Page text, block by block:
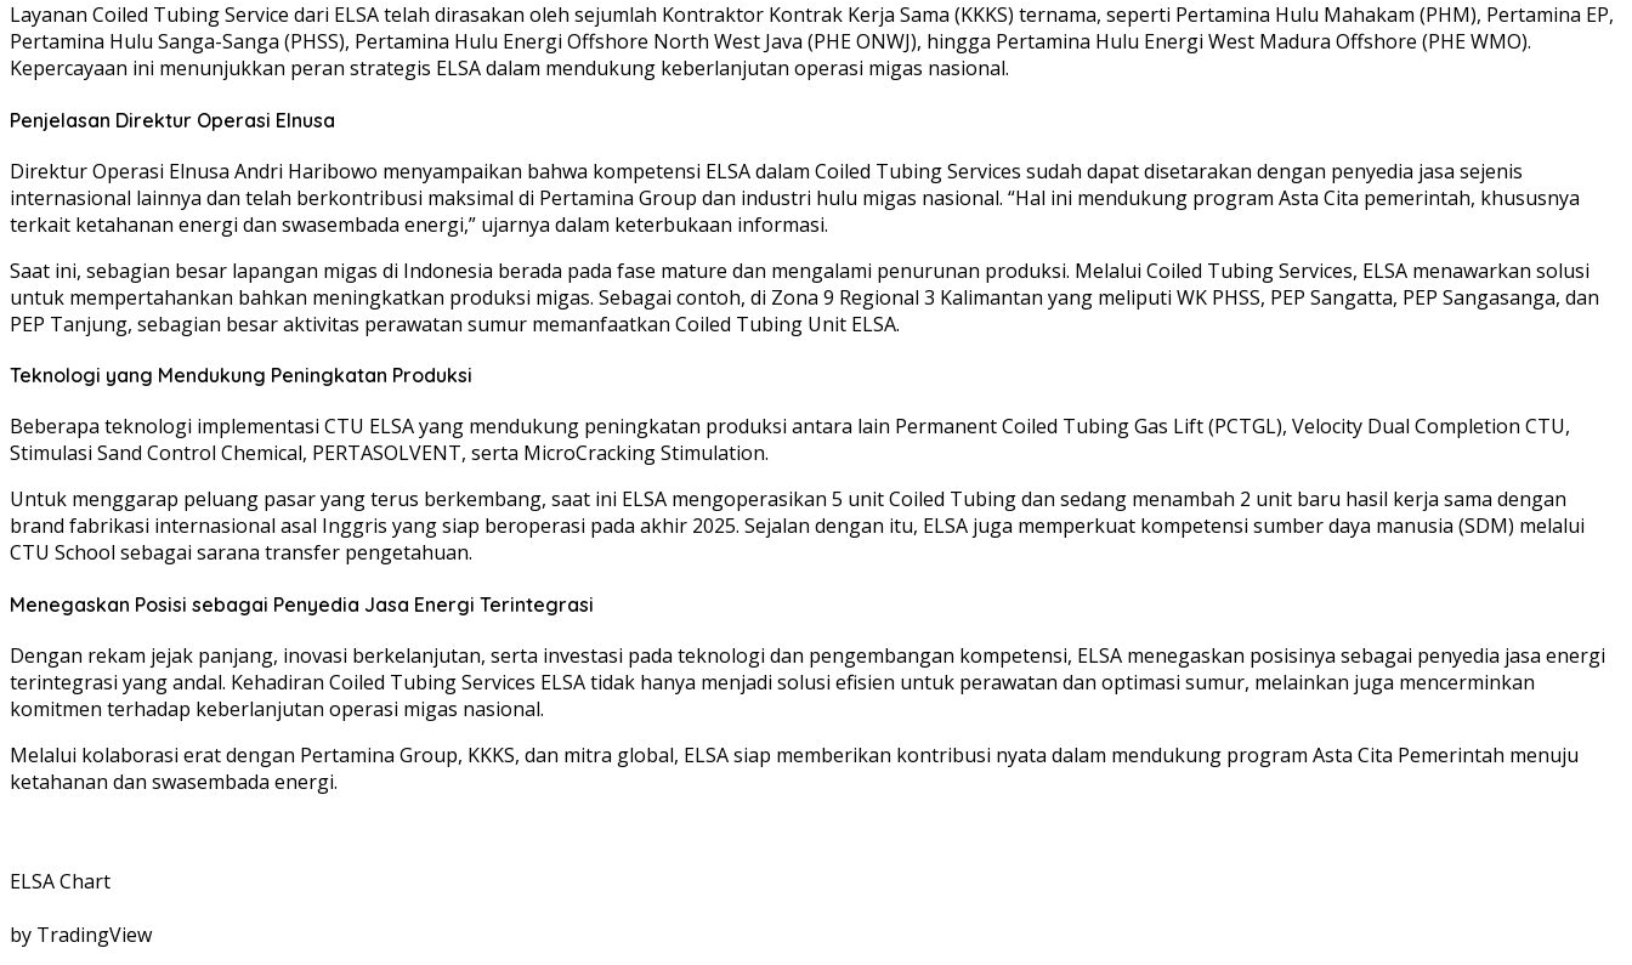
Layanan Coiled Tubing Service dari ELSA telah dirasakan oleh sejumlah Kontraktor Kontrak Kerja Sama (KKKS) ternama, seperti Pertamina Hulu Mahakam (PHM), Pertamina EP,
Pertamina Hulu Sanga-Sanga (PHSS), Pertamina Hulu Energi Offshore North West Java (PHE ONWJ), hingga Pertamina Hulu Energi West Madura Offshore (PHE WMO).
Kepercayaan ini menunjukkan peran strategis ELSA dalam mendukung keberlanjutan operasi migas nasional.
Penjelasan Direktur Operasi Elnusa
Direktur Operasi Elnusa Andri Haribowo menyampaikan bahwa kompetensi ELSA dalam Coiled Tubing Services sudah dapat disetarakan dengan penyedia jasa sejenis
internasional lainnya dan telah berkontribusi maksimal di Pertamina Group dan industri hulu migas nasional. “Hal ini mendukung program Asta Cita pemerintah, khususnya
terkait ketahanan energi dan swasembada energi,” ujarnya dalam keterbukaan informasi.
Saat ini, sebagian besar lapangan migas di Indonesia berada pada fase mature dan mengalami penurunan produksi. Melalui Coiled Tubing Services, ELSA menawarkan solusi
untuk mempertahankan bahkan meningkatkan produksi migas. Sebagai contoh, di Zona 9 Regional 3 Kalimantan yang meliputi WK PHSS, PEP Sangatta, PEP Sangasanga, dan
PEP Tanjung, sebagian besar aktivitas perawatan sumur memanfaatkan Coiled Tubing Unit ELSA.
Teknologi yang Mendukung Peningkatan Produksi
Beberapa teknologi implementasi CTU ELSA yang mendukung peningkatan produksi antara lain Permanent Coiled Tubing Gas Lift (PCTGL), Velocity Dual Completion CTU,
Stimulasi Sand Control Chemical, PERTASOLVENT, serta MicroCracking Stimulation.
Untuk menggarap peluang pasar yang terus berkembang, saat ini ELSA mengoperasikan 5 unit Coiled Tubing dan sedang menambah 2 unit baru hasil kerja sama dengan
brand fabrikasi internasional asal Inggris yang siap beroperasi pada akhir 2025. Sejalan dengan itu, ELSA juga memperkuat kompetensi sumber daya manusia (SDM) melalui
CTU School sebagai sarana transfer pengetahuan.
Menegaskan Posisi sebagai Penyedia Jasa Energi Terintegrasi
Dengan rekam jejak panjang, inovasi berkelanjutan, serta investasi pada teknologi dan pengembangan kompetensi, ELSA menegaskan posisinya sebagai penyedia jasa energi
terintegrasi yang andal. Kehadiran Coiled Tubing Services ELSA tidak hanya menjadi solusi efisien untuk perawatan dan optimasi sumur, melainkan juga mencerminkan
komitmen terhadap keberlanjutan operasi migas nasional.
Melalui kolaborasi erat dengan Pertamina Group, KKKS, dan mitra global, ELSA siap memberikan kontribusi nyata dalam mendukung program Asta Cita Pemerintah menuju
ketahanan dan swasembada energi.
ELSA Chart
by TradingView